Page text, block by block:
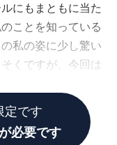
にもまともに当た
ことを知っている
私の姿に少し驚い
くですが、今回は
定です
必要です